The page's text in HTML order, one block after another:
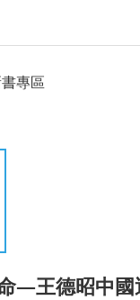
專區
—王德昭中國